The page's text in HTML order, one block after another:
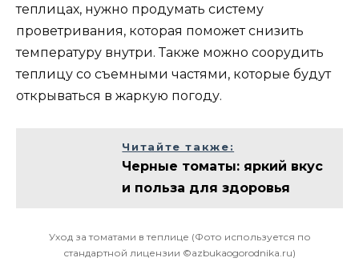
теплицах, нужно продумать систему
проветривания, которая поможет снизить
температуру внутри. Также можно соорудить
теплицу со съемными частями, которые будут
открываться в жаркую погоду.
Читайте также:
Черные томаты: яркий вкус
и польза для здоровья
Уход за томатами в теплице (Фото используется по
стандартной лицензии ©azbukaogorodnika.ru)